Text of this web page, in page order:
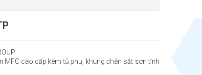
MFC cao cấp kèm tủ phụ, khung chân sắt sơn tĩnh